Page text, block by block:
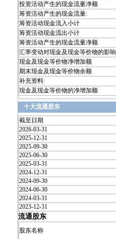
投资活动产生的现金流量净额
筹资活动产生的现金流量:
筹资活动现金流入小计
筹资活动现金流出小计
筹资活动产生的现金流量净额
汇率变动对现金及现金等价物的影响
现金及现金等价物净增加额
期末现金及现金等价物余额
补充资料:
现金及现金等价物的净增加额
十大流通股东
截至日期
2026-03-31
2025-12-31
2025-09-30
2025-06-30
2025-03-31
2024-12-31
2024-09-30
2024-06-30
2024-03-31
2023-12-31
流通股东
股东名称